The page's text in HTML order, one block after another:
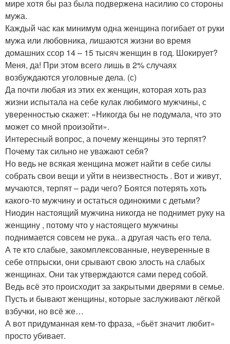
мире хотя бы раз была подвержена насилию со стороны
мужа.
Каждый час как минимум одна женщина погибает от руки
мужа или любовника, лишаются жизни во время
домашних ссор 14 – 15 тысяч женщин в год. Шокирует?
Меня, да! При этом всего лишь в 2% случаях
возбуждаются уголовные дела. (с)
Да почти любая из этих ех женщин, которая хоть раз
жизни испытала на себе кулак любимого мужчины, с
уверенностью скажет: «Никогда бы не подумала, что это
может со мной произойти».
Интересный вопрос, а почему женщины это терпят?
Почему так сильно не уважают себя?
Но ведь не всякая женщина может найти в себе силы
собрать свои вещи и уйти в неизвестность . Вот и живут,
мучаются, терпят – ради чего? Боятся потерять хоть
какого-то мужчину и остаться одинокими с детьми?
Ниодин настоящий мужчина никогда не поднимет руку на
женщину , потому что у настоящего мужчины
поднимается совсем не рука.. а другая часть его тела.
А те кто слабые, закомплексованные, неуверенные в
себе отпрыски, они срывают свою злость на слабых
женщинах. Они так утверждаются сами перед собой.
Ведь всё это происходит за закрытыми дверями в семье.
Пусть и бывают женщины, которые заслуживают лёгкой
взбучки, но всё же…
А вот придуманная кем-то фраза, «бьёт значит любит»
просто убивает.